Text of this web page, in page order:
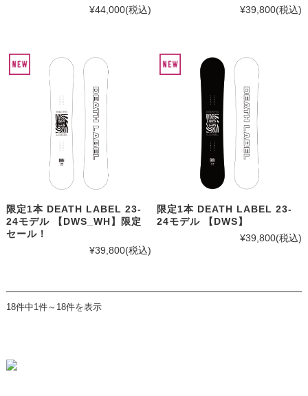
¥44,000(税込)
¥39,800(税込)
限定1本 DEATH LABEL 23-
24モデル 【DWS_WH】限定
セール！
¥39,800(税込)
限定1本 DEATH LABEL 23-
24モデル 【DWS】
¥39,800(税込)
18件中1件～18件を表示